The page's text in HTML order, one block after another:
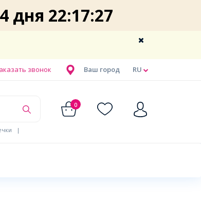
4 дня 22:17:26
RU
Ваш город
звонок
0
|